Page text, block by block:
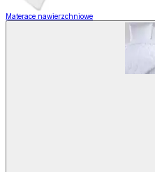
Materace nawierzchniowe